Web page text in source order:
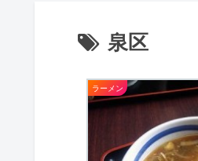
泉区
ラーメン